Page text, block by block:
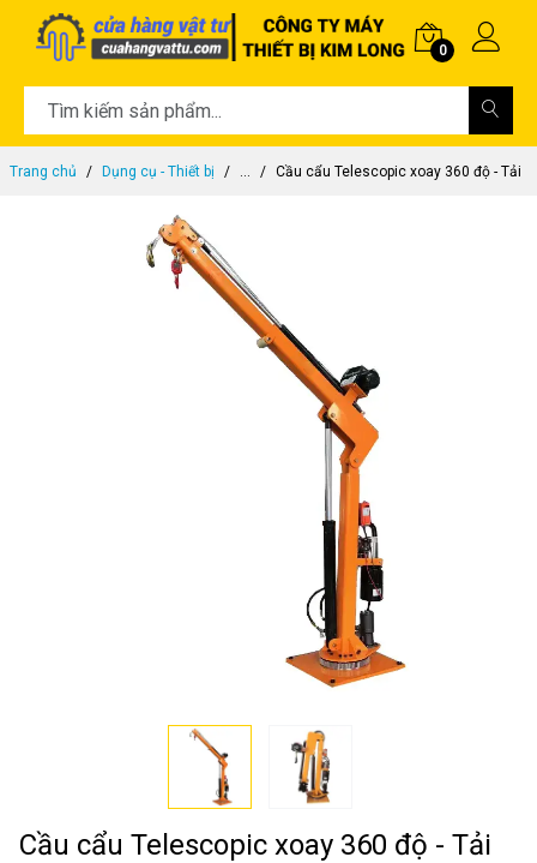
0
Trang chủ Dụng cụ - Thiết bị ... Cầu cẩu Telescopic xoay 360 độ - Tải
Cầu cẩu Telescopic xoay 360 độ - Tải